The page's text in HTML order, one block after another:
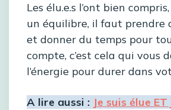
Les élu.e.s l’ont bien
un équilibre, il faut prendre
et donner du temps pour
compte, c’est cela qui vous
l’énergie pour durer dans
A lire aussi : Je suis élue ET